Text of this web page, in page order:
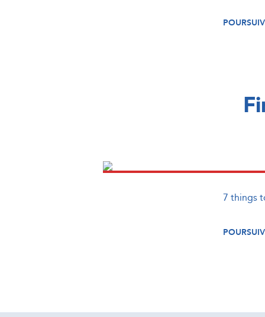
7 things